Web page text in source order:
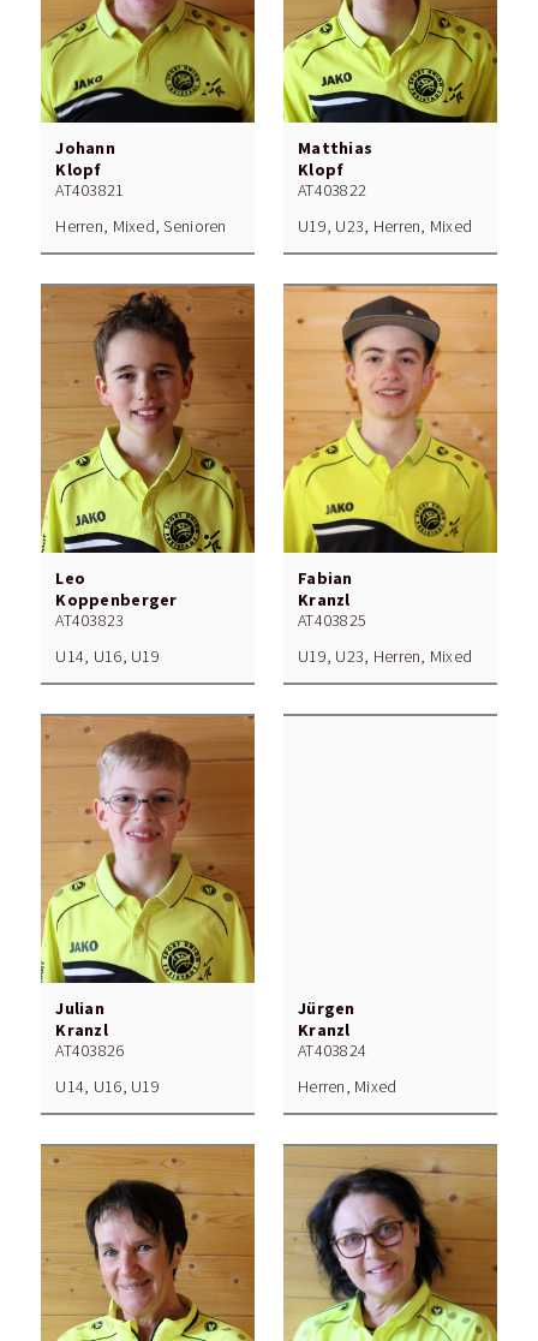
Johann
Klopf
AT403821
Herren, Mixed, Senioren
Matthias
Klopf
AT403822
U19, U23, Herren, Mixed
Leo
Koppenberger
AT403823
U14, U16, U19
Fabian
Kranzl
AT403825
U19, U23, Herren, Mixed
Julian
Kranzl
AT403826
U14, U16, U19
Jürgen
Kranzl
AT403824
Herren, Mixed